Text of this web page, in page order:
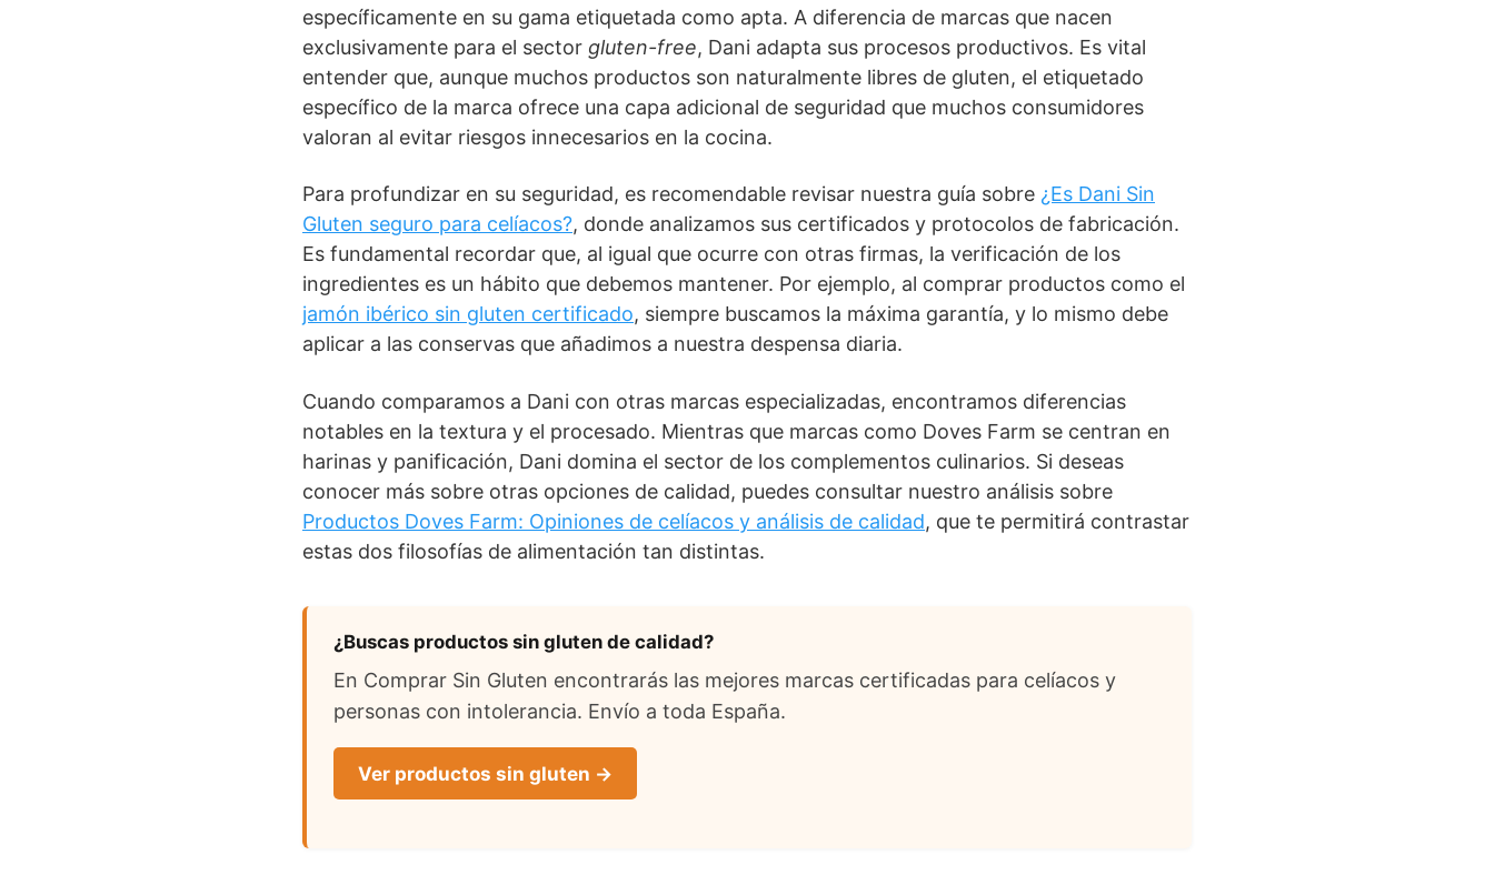
específicamente en su gama etiquetada como apta. A diferencia de marcas que nacen
exclusivamente para el sector gluten-free, Dani adapta sus procesos productivos. Es vital
entender que, aunque muchos productos son naturalmente libres de gluten, el etiquetado
específico de la marca ofrece una capa adicional de seguridad que muchos consumidores
valoran al evitar riesgos innecesarios en la cocina.
Para profundizar en su seguridad, es recomendable revisar nuestra guía sobre ¿Es Dani Sin
Gluten seguro para celíacos?, donde analizamos sus certificados y protocolos de fabricación.
Es fundamental recordar que, al igual que ocurre con otras firmas, la verificación de los
ingredientes es un hábito que debemos mantener. Por ejemplo, al comprar productos como el
jamón ibérico sin gluten certificado, siempre buscamos la máxima garantía, y lo mismo debe
aplicar a las conservas que añadimos a nuestra despensa diaria.
Cuando comparamos a Dani con otras marcas especializadas, encontramos diferencias
notables en la textura y el procesado. Mientras que marcas como Doves Farm se centran en
harinas y panificación, Dani domina el sector de los complementos culinarios. Si deseas
conocer más sobre otras opciones de calidad, puedes consultar nuestro análisis sobre
Productos Doves Farm: Opiniones de celíacos y análisis de calidad, que te permitirá contrastar
estas dos filosofías de alimentación tan distintas.
¿Buscas productos sin gluten de calidad?
En Comprar Sin Gluten encontrarás las mejores marcas certificadas para celíacos y
personas con intolerancia. Envío a toda España.
Ver productos sin gluten →